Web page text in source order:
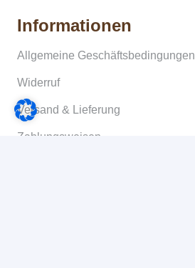
Informationen
Allgemeine Geschäftsbedingungen
Widerruf
Versand & Lieferung
Zahlungsweisen